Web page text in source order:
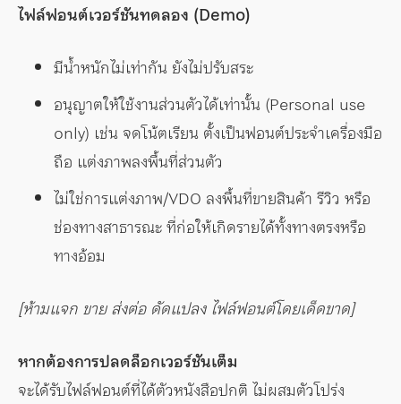
ไฟล์ฟอนต์เวอร์ชันทดลอง (Demo)
มีน้ำหนักไม่เท่ากัน ยังไม่ปรับสระ
อนุญาตให้ใช้งานส่วนตัวได้เท่านั้น (Personal use
only) เช่น จดโน้ตเรียน ตั้งเป็นฟอนต์ประจำเครื่องมือ
ถือ แต่งภาพลงพื้นที่ส่วนตัว
ไม่ใช่การแต่งภาพ/VDO ลงพื้นที่ขายสินค้า รีวิว หรือ
ช่องทางสาธารณะ ที่ก่อให้เกิดรายได้ทั้งทางตรงหรือ
ทางอ้อม
[ห้ามแจก ขาย ส่งต่อ ดัดแปลง ไฟล์ฟอนต์โดยเด็ดขาด]
หากต้องการปลดล็อกเวอร์ชันเต็ม
จะได้รับไฟล์ฟอนต์ที่ได้ตัวหนังสือปกติ ไม่ผสมตัวโปร่ง